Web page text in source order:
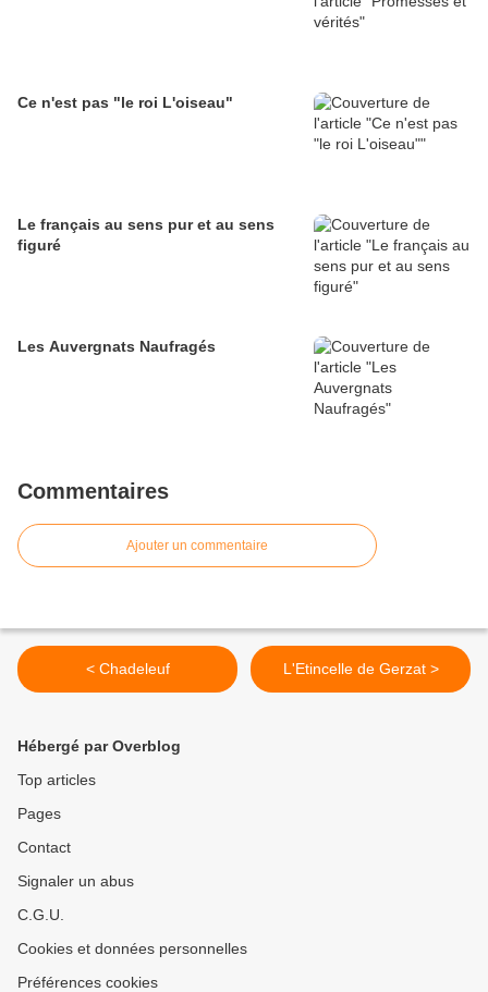
Ce n'est pas "le roi L'oiseau"
Le français au sens pur et au sens
figuré
Les Auvergnats Naufragés
Commentaires
Ajouter un commentaire
< Chadeleuf L'Etincelle de Gerzat >
Hébergé par Overblog
Top articles
Pages
Contact
Signaler un abus
C.G.U.
Cookies et données personnelles
Préférences cookies